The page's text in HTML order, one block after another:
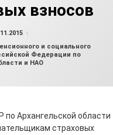
взносов
и социального
Федерации по
и НАО
Архангельской области
страховых